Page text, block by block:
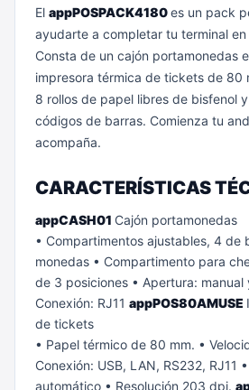
El appPOSPACK4180es un pack
ayudarte a completar tu terminal
Consta de un cajón portamonedas
impresora térmica de tickets de 80
8 rollos de papel libres de bisfenol
códigos de barras. Comienza tu
acompaña.
CARACTERÍSTICAS
appCASH01 Cajón portamonedas
• Compartimentos ajustables, 4 de
monedas • Compartimento para
de 3 posiciones • Apertura: manual
Conexión: RJ11 appPOS80AMUSE
de tickets
• Papel térmico de 80 mm. •
Conexión: USB, LAN, RS232, RJ11
automático • Resolución 203 dpi.